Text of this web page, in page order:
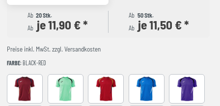
Ab 20 Stk.
Ab je 11,90 € *
Ab 50 Stk.
Ab je 11,50 € *
Preise inkl. MwSt. zzgl. Versandkosten
FARBE: BLACK-RED
BURGUNDY LIGHT GREEN RED-NAVY ROYAL-NAVY VIOLET